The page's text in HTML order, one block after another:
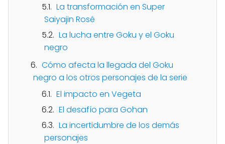
La transformación en Super
Saiyajin Rosé
La lucha entre Goku y el Goku
negro
Cómo afecta la llegada del Goku
negro a los otros personajes de la serie
El impacto en Vegeta
El desafío para Gohan
La incertidumbre de los demás
personajes